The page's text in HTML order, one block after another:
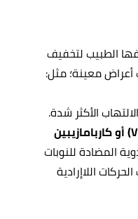
الطبيب لتخفيف
أعراض معينة؛ مثل:
الأكثر شدة.
حمض الفالبرويك (Valproic acid) أو كاربامازيبين
المضادة للنوبات
اللاإرادية